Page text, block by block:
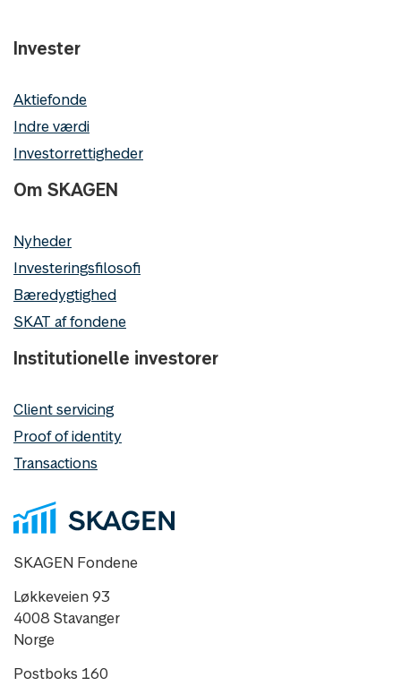
Invester
Aktiefonde
Indre værdi
Investorrettigheder
Om SKAGEN
Nyheder
Investeringsfilosofi
Bæredygtighed
SKAT af fondene
Institutionelle investorer
Client servicing
Proof of identity
Transactions
SKAGEN Fondene
Løkkeveien 93
4008 Stavanger
Norge
Postboks 160